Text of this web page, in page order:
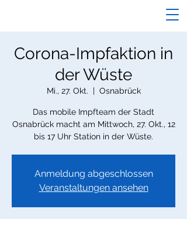
Corona-Impfaktion in
der Wüste
Mi., 27. Okt.
  |
Osnabrück
Das mobile Impfteam der Stadt
Osnabrück macht am Mittwoch, 27. Okt., 12
bis 17 Uhr Station in der Wüste.
Anmeldung abgeschlossen
Veranstaltungen ansehen